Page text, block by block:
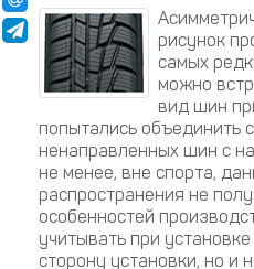
рисунок
самых
можно
вид шин
попытались объединить
ненаправленных шин с
не менее, вне спорта,
распространения не
особенностей
учитывать при
сторону установки, но и